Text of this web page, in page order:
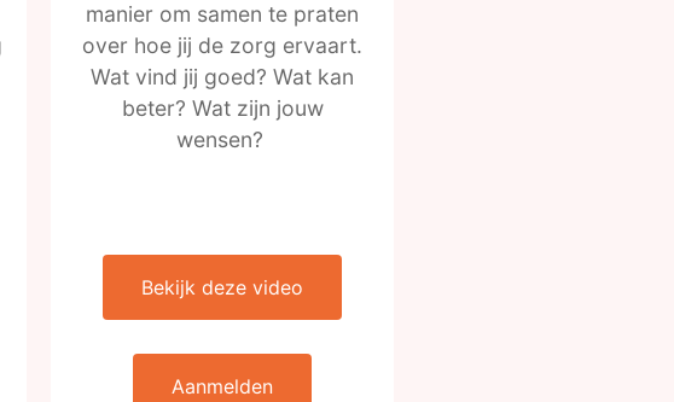
manier om samen te praten
over hoe jij de zorg ervaart.
Wat vind jij goed? Wat kan
beter? Wat zijn jouw
wensen?
Bekijk deze video
Aanmelden